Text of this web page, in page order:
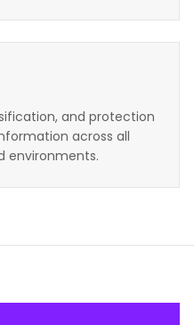
and protection
across all
environments.